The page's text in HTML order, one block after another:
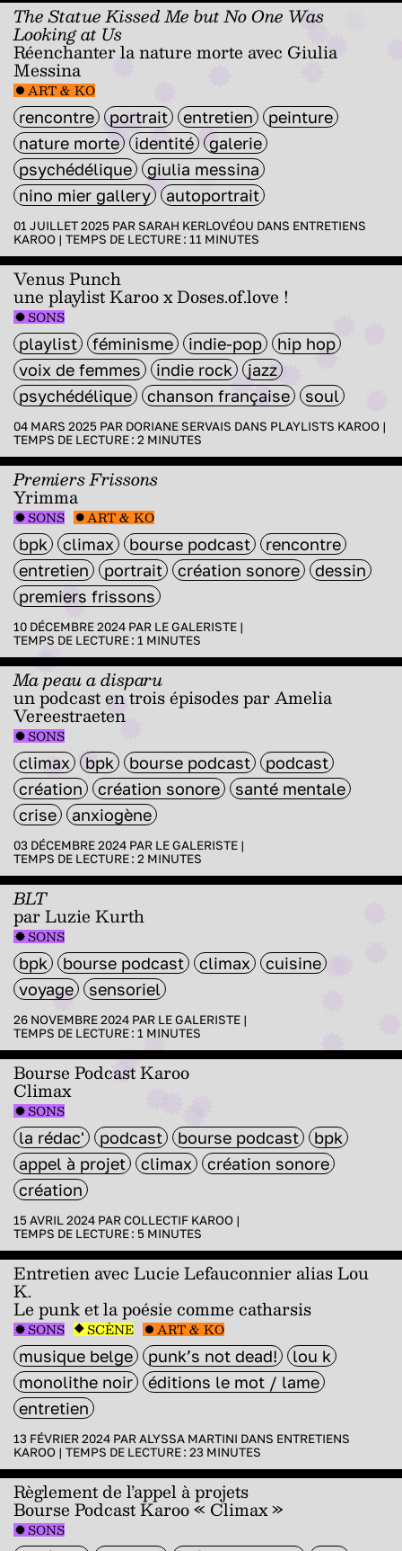
The Statue Kissed Me but No One Was
Looking at Us
Réenchanter la nature morte avec Giulia
Messina
ART & KO
rencontre portrait entretien
peinture
nature morte
identité
galerie
psychédélique
giulia messina
nino mier gallery
autoportrait
01 JUILLET 2025 PAR SARAH KERLOVÉOU DANS ENTRETIENS
KAROO | TEMPS DE LECTURE : 11 MINUTES
Venus Punch
une playlist Karoo x Doses.of.love !
SONS
playlist féminisme indie-pop
hip hop
voix de femmes
indie rock
jazz
psychédélique
chanson française soul
04 MARS 2025 PAR DORIANE SERVAIS DANS PLAYLISTS KAROO |
TEMPS DE LECTURE : 2 MINUTES
Premiers Frissons
Yrimma
SONS ART & KO
bpk climax bourse podcast
rencontre
entretien
portrait création sonore
dessin
premiers frissons
10 DÉCEMBRE 2024 PAR LE GALERISTE |
TEMPS DE LECTURE : 1 MINUTES
Ma peau a disparu
un podcast en trois épisodes par Amelia
Vereestraeten
SONS
climax bpk bourse podcast
podcast
création
création sonore
santé mentale
crise
anxiogène
03 DÉCEMBRE 2024 PAR LE GALERISTE |
TEMPS DE LECTURE : 2 MINUTES
BLT
par Luzie Kurth
SONS
bpk bourse podcast climax
cuisine
voyage
sensoriel
26 NOVEMBRE 2024 PAR LE GALERISTE |
TEMPS DE LECTURE : 1 MINUTES
Bourse Podcast Karoo
Climax
SONS
la rédac' podcast bourse podcast
bpk
appel à projet
climax
création sonore
création
15 AVRIL 2024 PARCOLLECTIF KAROO |
TEMPS DE LECTURE : 5 MINUTES
Entretien avec Lucie Lefauconnier alias Lou
K.
Le punk et la poésie comme catharsis
SONS SCÈNE ART & KO
musique belge punk’s not dead!
lou k
monolithe noir
éditions le mot / lame
entretien
13 FÉVRIER 2024 PARALYSSA MARTINI DANS ENTRETIENS
KAROO | TEMPS DE LECTURE : 23 MINUTES
Règlement de l’appel à projets
Bourse Podcast Karoo « Climax »
SONS